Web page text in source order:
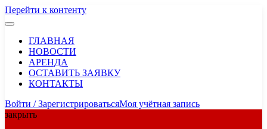
Перейти к контенту
ГЛАВНАЯ
НОВОСТИ
АРЕНДА
ОСТАВИТЬ ЗАЯВКУ
КОНТАКТЫ
Войти / ЗарегистрироватьсяМоя учётная запись
закрыть